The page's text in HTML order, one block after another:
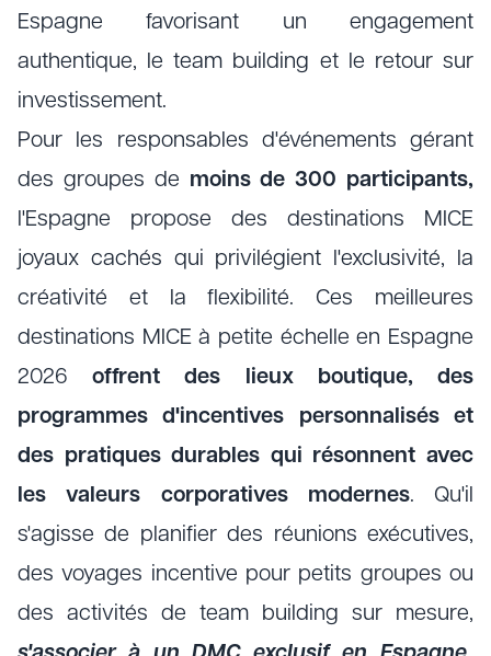
Espagne favorisant un engagement
authentique, le team building et le retour sur
investissement.
Pour les responsables d'événements gérant
des groupes de moins de 300 participants,
l'Espagne propose des destinations MICE
joyaux cachés qui privilégient l'exclusivité, la
créativité et la flexibilité. Ces meilleures
destinations MICE à petite échelle en Espagne
2026offrent des lieux boutique, des
programmes d'incentives personnalisés et
des pratiques durables qui résonnent avec
les valeurs corporatives modernes. Qu'il
s'agisse de planifier des réunions exécutives,
des voyages incentive pour petits groupes ou
des activités de team building sur mesure,